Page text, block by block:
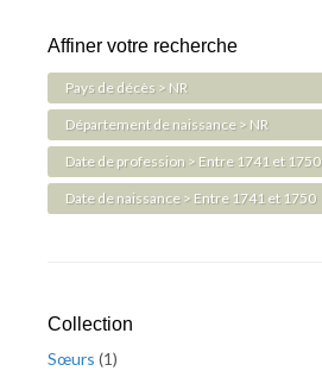
Affiner votre recherche
Pays de décès > NR
Département de naissance > NR
Date de profession > Entre 1741 et 1750
Date de naissance > Entre 1741 et 1750
Collection
Sœurs (1)